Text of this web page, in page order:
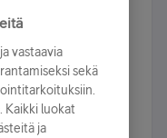
arvonnassa.
vastaavia
sekä
Kaikki luokat
ja